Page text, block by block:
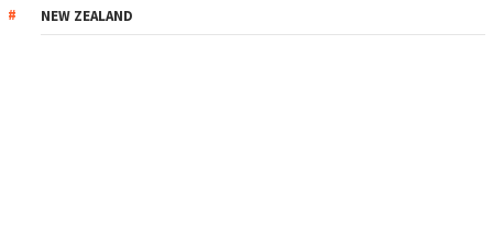
NEW ZEALAND